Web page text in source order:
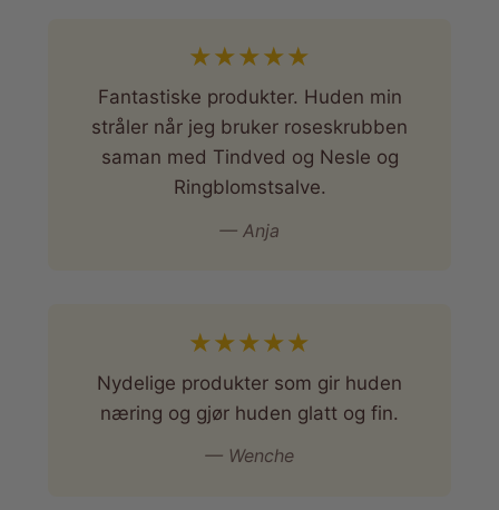
★★★★★
Fantastiske produkter. Huden min
stråler når jeg bruker roseskrubben
saman med Tindved og Nesle og
Ringblomstsalve.
— Anja
★★★★★
Nydelige produkter som gir huden
næring og gjør huden glatt og fin.
— Wenche